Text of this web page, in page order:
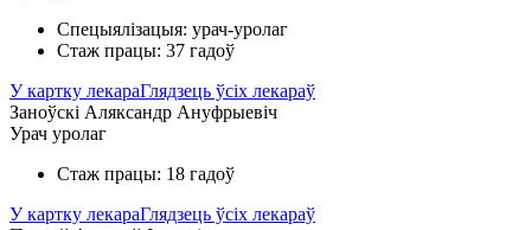
Спецыялізацыя: урач-уролаг
Стаж працы: 37 гадоў
У картку лекараГлядзець ўсіх лекараў
Заноўскі Аляксандр Ануфрыевіч
Урач уролаг
Стаж працы: 18 гадоў
У картку лекараГлядзець ўсіх лекараў